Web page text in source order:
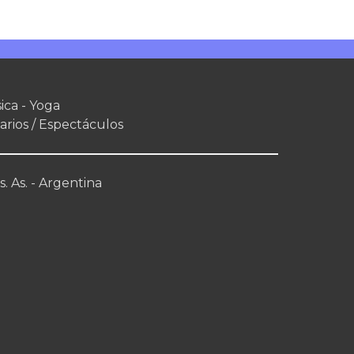
- Yoga
/ Espectáculos
As. - Argentina